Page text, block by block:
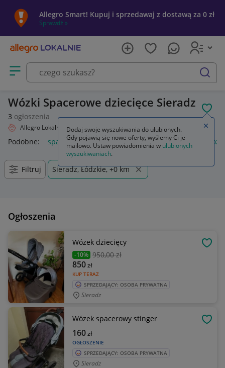
Allegro Smart! Kupuj i sprzedawaj z dostawą za 0 zł
Sprawdź »
Otwórz menu z kategoriami
szukaj
Wózki Spacerowe dziecięce Sieradz
3 ogłoszenia
Allegro Lokalnie Dziecko Wózki Spacerowe
Podobne: spacerowe wkładka do wózka spacerowego
Filtruj Sieradz, Łódzkie, +0 km
Ogłoszenia
Wózek dziecięcy
-10% 950,00 zł
KUP TERAZ
850zł
SPRZEDAJĄCY: OSOBA PRYWATNA
Sieradz
Wózek spacerowy stinger
OGŁOSZENIE
160zł
SPRZEDAJĄCY: OSOBA PRYWATNA
Sieradz
Dodaj swoje wyszukiwania do ulubionych.
Gdy pojawią się nowe oferty, wyślemy Ci je
mailowo. Ustaw powiadomienia w ulubionych
wyszukiwaniach.